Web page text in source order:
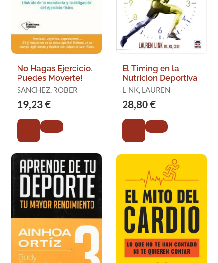
No Hagas Ejercicio.
Puedes Moverte!
SANCHEZ, ROBER
19,23 €
El Timing en la
Nutricion Deportiva
LINK, LAUREN
28,80 €